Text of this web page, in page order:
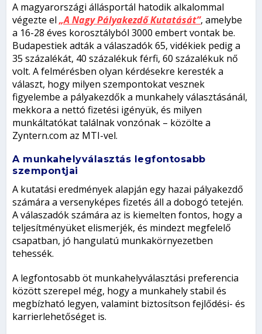
A magyarországi állásportál hatodik alkalommal
végezte el„A Nagy Pályakezdő Kutatását”, amelybe
a 16-28 éves korosztályból 3000 embert vontak be.
Budapestiek adták a válaszadók 65, vidékiek pedig a
35 százalékát, 40 százalékuk férfi, 60 százalékuk nő
volt. A felmérésben olyan kérdésekre keresték a
választ, hogy milyen szempontokat vesznek
figyelembe a pályakezdők a munkahely választásánál,
mekkora a nettó fizetési igényük, és milyen
munkáltatókat találnak vonzónak – közölte a
Zyntern.com az MTI-vel.
A munkahelyválasztás legfontosabb
szempontjai
A kutatási eredmények alapján egy hazai pályakezdő
számára a versenyképes fizetés áll a dobogó tetején.
A válaszadók számára az is kiemelten fontos, hogy a
teljesítményüket elismerjék, és mindezt megfelelő
csapatban, jó hangulatú munkakörnyezetben
tehessék.
A legfontosabb öt munkahelyválasztási preferencia
között szerepel még, hogy a munkahely stabil és
megbízható legyen, valamint biztosítson fejlődési- és
karrierlehetőséget is.